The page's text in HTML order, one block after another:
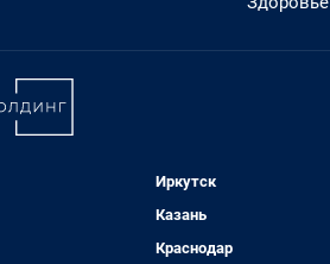
Иркутск
Казань
Краснодар